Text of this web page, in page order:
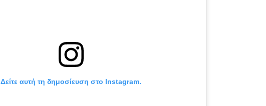
Δείτε αυτή τη δημοσίευση στο Instagram.